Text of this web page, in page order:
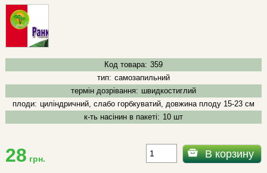
Код товара: 359
тип: самозапильний
термін дозрівання: швидкостиглий
плоди: циліндричний, слабо горбкуватий, довжина плоду 15-23 см
к-ть насінин в пакеті: 10 шт
28 грн. В корзину